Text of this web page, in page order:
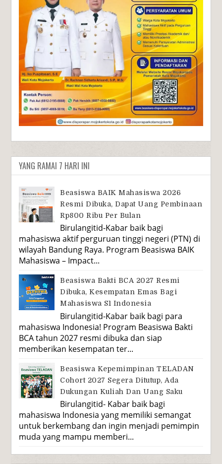
YANG RAMAI 7 HARI INI
Beasiswa BAIK Mahasiswa 2026
Resmi Dibuka, Dapat Uang Pembinaan
Rp800 Ribu Per Bulan
Birulangitid-Kabar baik bagi
mahasiswa aktif perguruan tinggi negeri (PTN) di
wilayah Bandung Raya. Program Beasiswa BAIK
Mahasiswa – Impact...
Beasiswa Bakti BCA 2027 Resmi
Dibuka, Kesempatan Emas Bagi
Mahasiswa S1 Indonesia
Birulangitid-Kabar baik bagi para
mahasiswa Indonesia! Program Beasiswa Bakti
BCA tahun 2027 resmi dibuka dan siap
memberikan kesempatan ter...
Beasiswa Kepemimpinan TELADAN
Cohort 2027 Segera Ditutup, Ada
Dukungan Kuliah Dan Uang Saku
Birulangitid- Kabar baik bagi
mahasiswa Indonesia yang memiliki semangat
untuk berkembang dan ingin menjadi pemimpin
muda yang mampu memberi...